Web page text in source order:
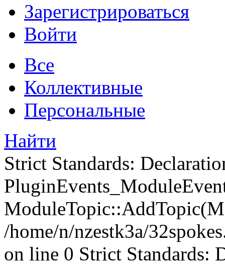
Зарегистрироваться
Войти
Все
Коллективные
Персональные
Найти
Strict Standards:
/home/n/nzestk3a/
on line 0 Strict Standards: